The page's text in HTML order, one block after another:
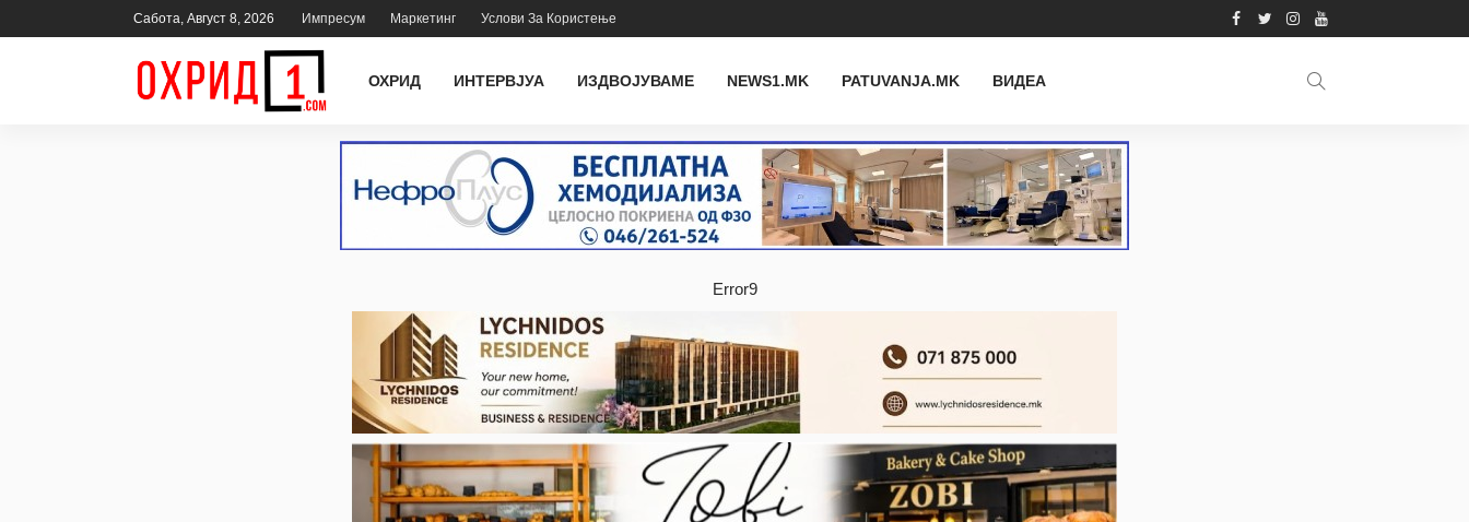
Сабота, Август 8, 2026 Импресум Маркетинг Услови За Користење
ОХРИД ИНТЕРВЈУА ИЗДВОЈУВАМЕ NEWS1.MK PATUVANJA.MK ВИДЕА
Error9